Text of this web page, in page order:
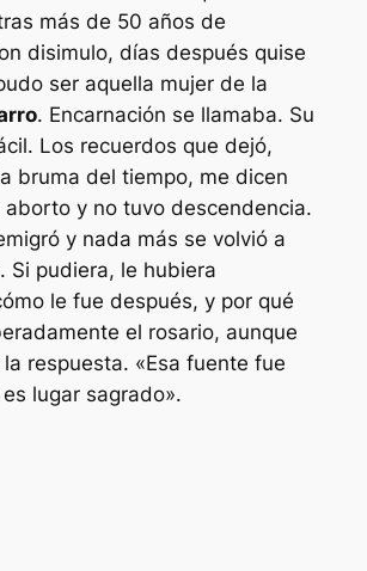
más de 50 años de
disimulo, días después quise
ser aquella mujer de la
. Encarnación se llamaba. Su
Los recuerdos que dejó,
bruma del tiempo, me dicen
aborto y no tuvo descendencia.
y nada más se volvió a
Si pudiera, le hubiera
le fue después, y por qué
el rosario, aunque
respuesta. «Esa fuente fue
lugar sagrado».